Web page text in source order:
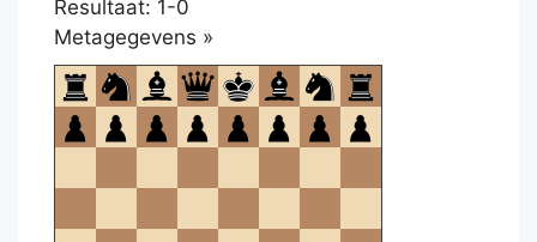
Resultaat: 1-0
Metagegevens »
om
te
openen.